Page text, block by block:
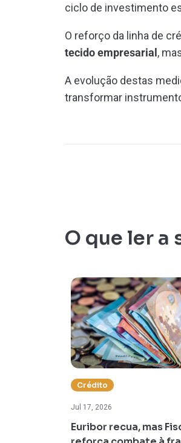
ciclo de investimento
O reforço da linha de
tecido empresarial,
A evolução destas
transformar
O que ler a
Crédito
Jul 17, 2026
Euribor recua, mas